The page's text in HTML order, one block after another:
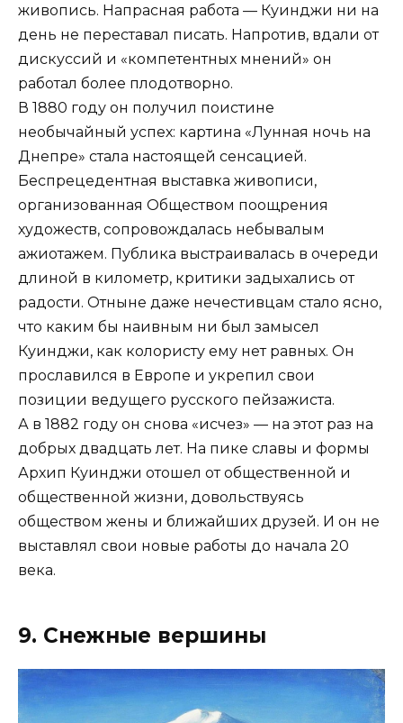
живопись. Напрасная работа — Куинджи ни на
день не переставал писать. Напротив, вдали от
дискуссий и «компетентных мнений» он
работал более плодотворно.
В 1880 году он получил поистине
необычайный успех: картина «Лунная ночь на
Днепре» стала настоящей сенсацией.
Беспрецедентная выставка живописи,
организованная Обществом поощрения
художеств, сопровождалась небывалым
ажиотажем. Публика выстраивалась в очереди
длиной в километр, критики задыхались от
радости. Отныне даже нечестивцам стало ясно,
что каким бы наивным ни был замысел
Куинджи, как колористу ему нет равных. Он
прославился в Европе и укрепил свои
позиции ведущего русского пейзажиста.
А в 1882 году он снова «исчез» — на этот раз на
добрых двадцать лет. На пике славы и формы
Архип Куинджи отошел от общественной и
общественной жизни, довольствуясь
обществом жены и ближайших друзей. И он не
выставлял свои новые работы до начала 20
века.
9. Снежные вершины